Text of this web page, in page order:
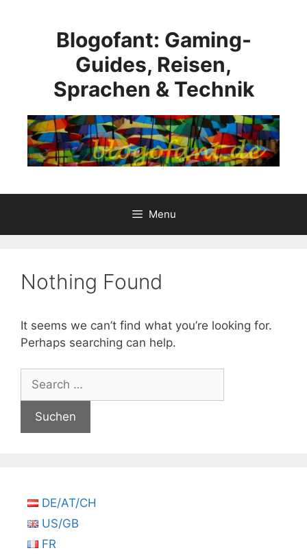
Blogofant: Gaming-
Guides, Reisen,
Sprachen & Technik
Menu
Nothing Found
It seems we can’t find what you’re looking for.
Perhaps searching can help.
Suchen
nach:
DE/AT/CH
US/GB
FR